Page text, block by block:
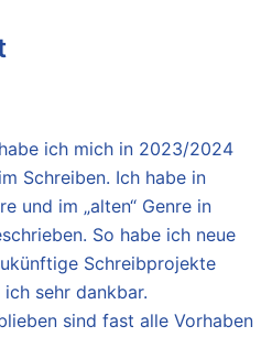
ich mich in 2023/2024
Schreiben. Ich habe in
und im „alten“ Genre in
So habe ich neue
Schreibprojekte
sehr dankbar.
sind fast alle Vorhaben